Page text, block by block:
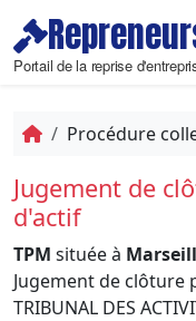
Portail de la reprise
Procédure
Jugement de
d'actif
TPM située à
Jugement de clôture
TRIBUNAL DES